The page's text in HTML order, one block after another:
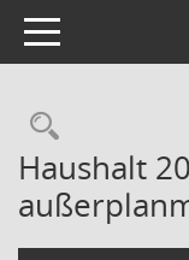
Toggle navigation
Haushalt